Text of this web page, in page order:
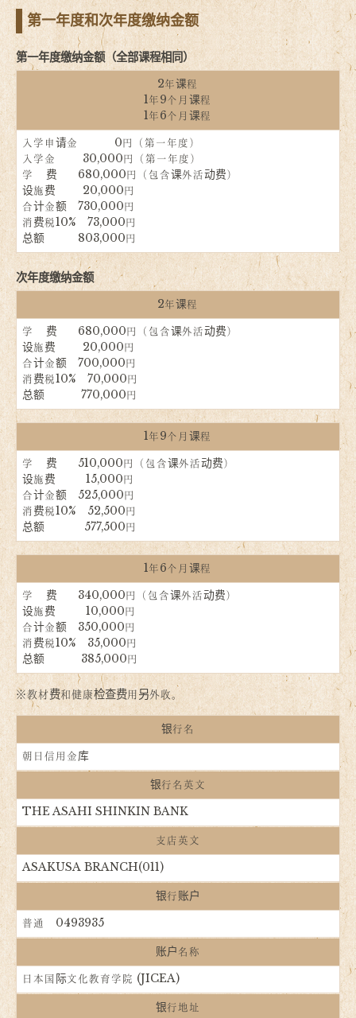
第一年度和次年度缴纳金额
第一年度缴纳金额（全部课程相同）
2年课程
1年9个月课程
1年6个月课程
入学申请金 0円（第一年度）
入学金 30,000円（第一年度）
学 费 680,000円（包含课外活动费）
设施费 20,000円
合计金额 730,000円
消费税10% 73,000円
总额 803,000円
次年度缴纳金额
2年课程
学 费 680,000円（包含课外活动费）
设施费 20,000円
合计金额 700,000円
消费税10% 70,000円
总额 770,000円
1年9个月课程
学 费 510,000円（包含课外活动费）
设施费 15,000円
合计金额 525,000円
消费税10% 52,500円
总额 577,500円
1年6个月课程
学 费 340,000円（包含课外活动费）
设施费 10,000円
合计金额 350,000円
消费税10% 35,000円
总额 385,000円
※教材费和健康检查费用另外收。
银行名
朝日信用金库
银行名英文
THE ASAHI SHINKIN BANK
支店英文
ASAKUSA BRANCH(011)
银行账户
普通 0493935
账户名称
日本国际文化教育学院 (JICEA)
银行地址